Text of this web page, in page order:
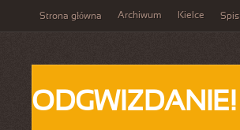
Strona główna Archiwum Kielce Spis
ODGWIZDANIE!